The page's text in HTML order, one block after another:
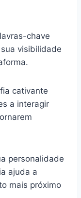
chave
visibilidade
cativante
a interagir
personalidade
ajuda a
mais próximo